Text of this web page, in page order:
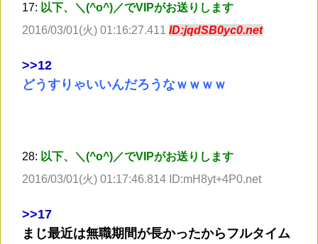
17: 以下、＼(^o^)／でVIPがお送りします
2016/03/01(火) 01:16:27.411 ID:jqdSB0yc0.net
>>12
どうすりゃいいんだろうなｗｗｗｗ
28: 以下、＼(^o^)／でVIPがお送りします
2016/03/01(火) 01:17:46.814 ID:mH8yt+4P0.net
>>17
まじ最近は無職期間が長かったからフルタイム